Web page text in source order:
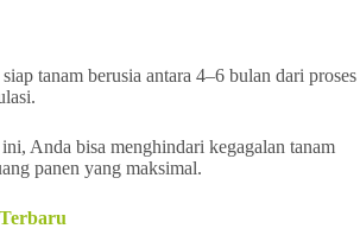
tanam berusia antara 4–6 bulan dari proses
Anda bisa menghindari kegagalan tanam
panen yang maksimal.